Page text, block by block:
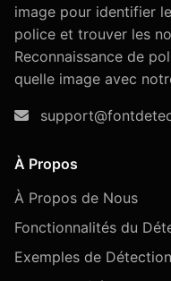
image pour identifier
police et trouver les
Reconnaissance de
quelle image avec
À Propos
À Propos de Nous
Fonctionnalités du
Exemples de Détection